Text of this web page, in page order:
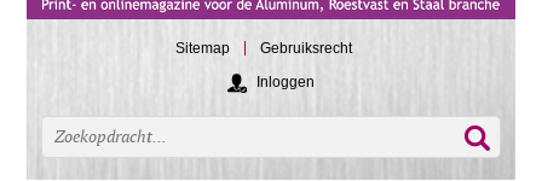
Sitemap
Gebruiksrecht
Inloggen